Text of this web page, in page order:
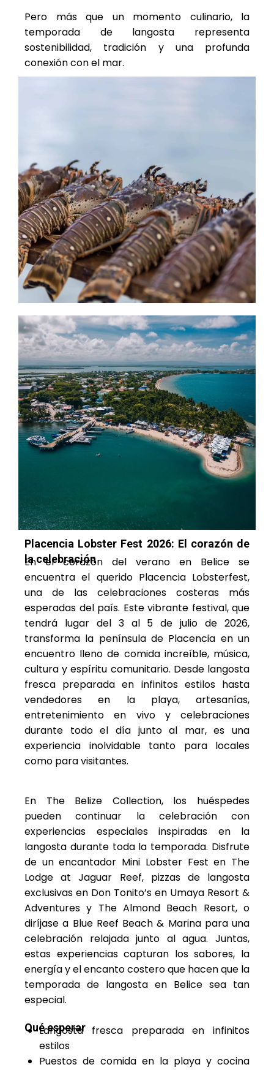
Pero más que un momento culinario, la
temporada de langosta representa
sostenibilidad, tradición y una profunda
conexión con el mar.
Placencia Lobster Fest 2026: El corazón de
la celebración
En el corazón del verano en Belice se
encuentra el querido Placencia Lobsterfest,
una de las celebraciones costeras más
esperadas del país. Este vibrante festival, que
tendrá lugar del 3 al 5 de julio de 2026,
transforma la península de Placencia en un
encuentro lleno de comida increíble, música,
cultura y espíritu comunitario. Desde langosta
fresca preparada en infinitos estilos hasta
vendedores en la playa, artesanías,
entretenimiento en vivo y celebraciones
durante todo el día junto al mar, es una
experiencia inolvidable tanto para locales
como para visitantes.
En The Belize Collection, los huéspedes
pueden continuar la celebración con
experiencias especiales inspiradas en la
langosta durante toda la temporada. Disfrute
de un encantador Mini Lobster Fest en The
Lodge at Jaguar Reef, pizzas de langosta
exclusivas en Don Tonito’s en Umaya Resort &
Adventures y The Almond Beach Resort, o
diríjase a Blue Reef Beach & Marina para una
celebración relajada junto al agua. Juntas,
estas experiencias capturan los sabores, la
energía y el encanto costero que hacen que la
temporada de langosta en Belice sea tan
especial.
Qué esperar
Langosta fresca preparada en infinitos
estilos
Puestos de comida en la playa y cocina